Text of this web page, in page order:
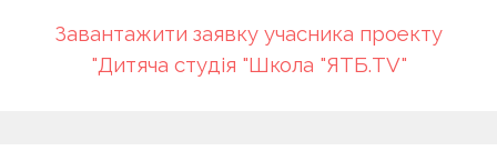
Завантажити заявку учасника проекту
"Дитяча студія "Школа "ЯТБ.TV"